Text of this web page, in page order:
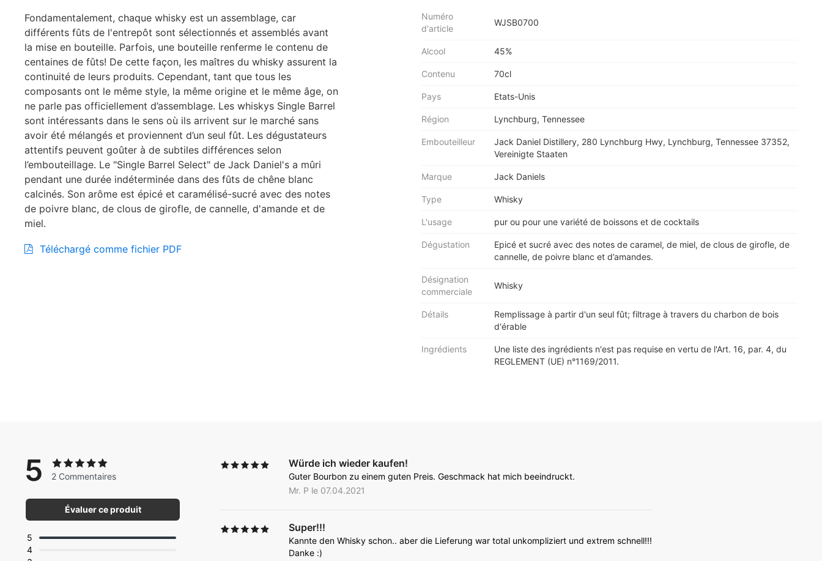
Fondamentalement, chaque whisky est un assemblage, car
différents fûts de l'entrepôt sont sélectionnés et assemblés avant
la mise en bouteille. Parfois, une bouteille renferme le contenu de
centaines de fûts! De cette façon, les maîtres du whisky assurent la
continuité de leurs produits. Cependant, tant que tous les
composants ont le même style, la même origine et le même âge, on
ne parle pas officiellement d’assemblage. Les whiskys Single Barrel
sont intéressants dans le sens où ils arrivent sur le marché sans
avoir été mélangés et proviennent d’un seul fût. Les dégustateurs
attentifs peuvent goûter à de subtiles différences selon
l’embouteillage. Le "Single Barrel Select" de Jack Daniel's a mûri
pendant une durée indéterminée dans des fûts de chêne blanc
calcinés. Son arôme est épicé et caramélisé-sucré avec des notes
de poivre blanc, de clous de girofle, de cannelle, d'amande et de
miel.
Téléchargé comme fichier PDF
Numéro
d'article
WJSB0700
Alcool 45%
Contenu 70cl
Pays Etats-Unis
Région Lynchburg, Tennessee
Embouteilleur
Jack Daniel Distillery, 280 Lynchburg Hwy, Lynchburg, Tennessee 37352,
Vereinigte Staaten
Marque Jack Daniels
Type Whisky
L'usage pur ou pour une variété de boissons et de cocktails
Dégustation
Epicé et sucré avec des notes de caramel, de miel, de clous de girofle, de
cannelle, de poivre blanc et d’amandes.
Désignation
commerciale
Whisky
Détails
Remplissage à partir d'un seul fût; filtrage à travers du charbon de bois
d'érable
Ingrédients
Une liste des ingrédients n'est pas requise en vertu de l'Art. 16, par. 4, du
REGLEMENT (UE) n°1169/2011.
5 2 Commentaires
Évaluer ce produit
5
4
Würde ich wieder kaufen!
Guter Bourbon zu einem guten Preis. Geschmack hat mich beeindruckt.
Mr. P le 07.04.2021
Super!!!
Kannte den Whisky schon.. aber die Lieferung war total unkompliziert und extrem schnell!!!
Danke :)